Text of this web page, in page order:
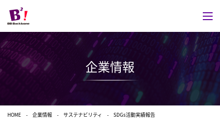
企業情報
HOME 企業情報 サステナビリティ SDGs活動実績報告